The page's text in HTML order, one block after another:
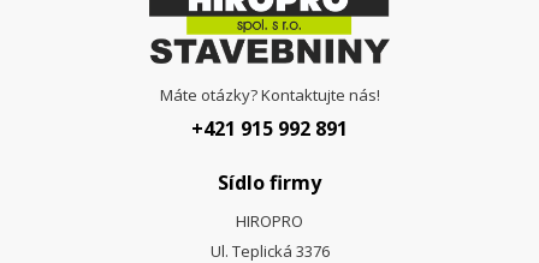
Máte otázky? Kontaktujte nás!
+421 915 992 891
Sídlo firmy
HIROPRO
Ul. Teplická 3376